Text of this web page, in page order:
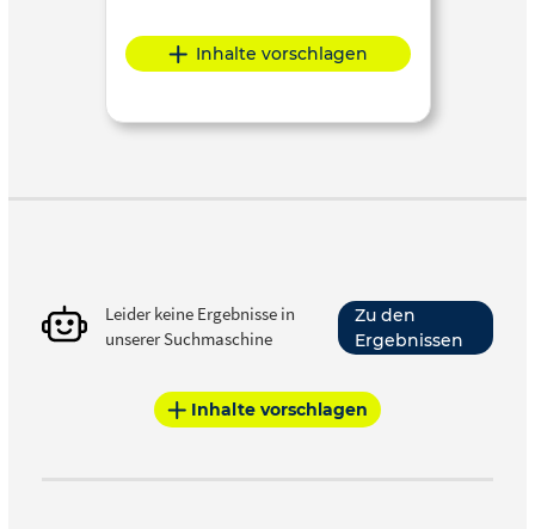
Inhalte vorschlagen
Leider keine Ergebnisse in
unserer Suchmaschine
Zu den
Ergebnissen
Inhalte vorschlagen